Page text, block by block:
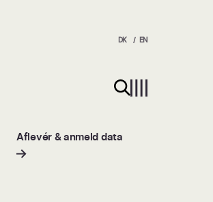
DK EN
Søg på hjemmesiden
Aflevér & anmeld data